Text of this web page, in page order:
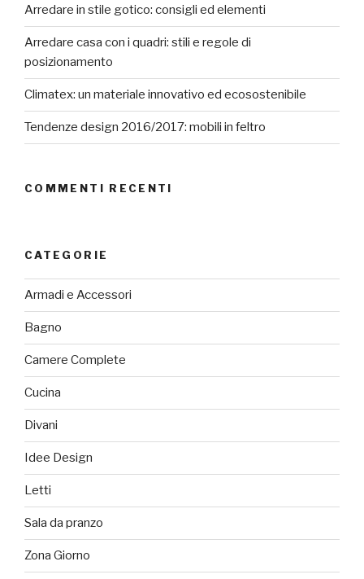
Arredare in stile gotico: consigli ed elementi
Arredare casa con i quadri: stili e regole di
posizionamento
Climatex: un materiale innovativo ed ecosostenibile
Tendenze design 2016/2017: mobili in feltro
COMMENTI RECENTI
CATEGORIE
Armadi e Accessori
Bagno
Camere Complete
Cucina
Divani
Idee Design
Letti
Sala da pranzo
Zona Giorno